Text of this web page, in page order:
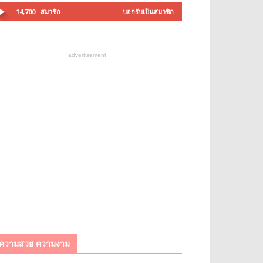
14,700 สมาชิก บอกรับเป็นสมาชิก
advertisement
วามสวย ความงาม